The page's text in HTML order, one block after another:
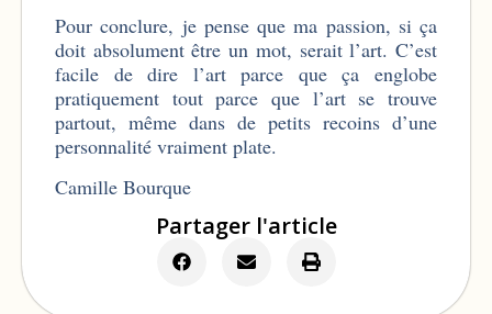
Pour conclure, je pense que ma passion, si ça
doit absolument être un mot, serait l’art. C’est
facile de dire l’art parce que ça englobe
pratiquement tout parce que l’art se trouve
partout, même dans de petits recoins d’une
personnalité vraiment plate.
Camille Bourque
Partager l'article